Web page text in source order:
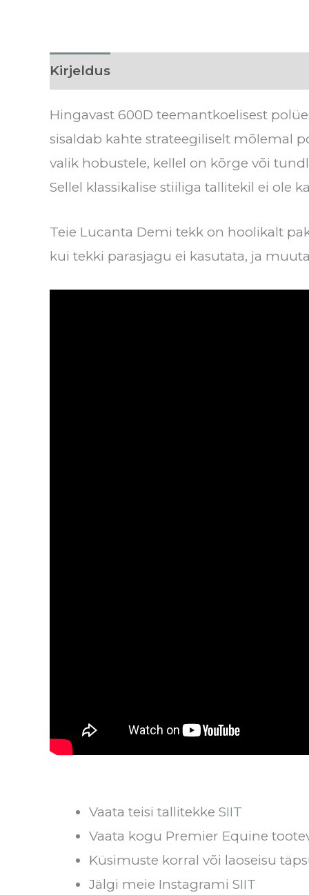
Kirjeldus
Hingavast 600D teemantkoelisest
sisaldab kahte strateegiliselt mõlemal
valik hobustele, kellel on kõrge või
Sellel klassikalise stiiliga tallitekil ei ole
Teie Lucanta Demi tekk on hoolikalt
kui tekki parasjagu ei kasutata, ja
Vaata teisi tallitekke SIIT
Vaata kogu Premier Equine
Küsimuste korral või laoseisu
Jälgi meie Instagrami SIIT